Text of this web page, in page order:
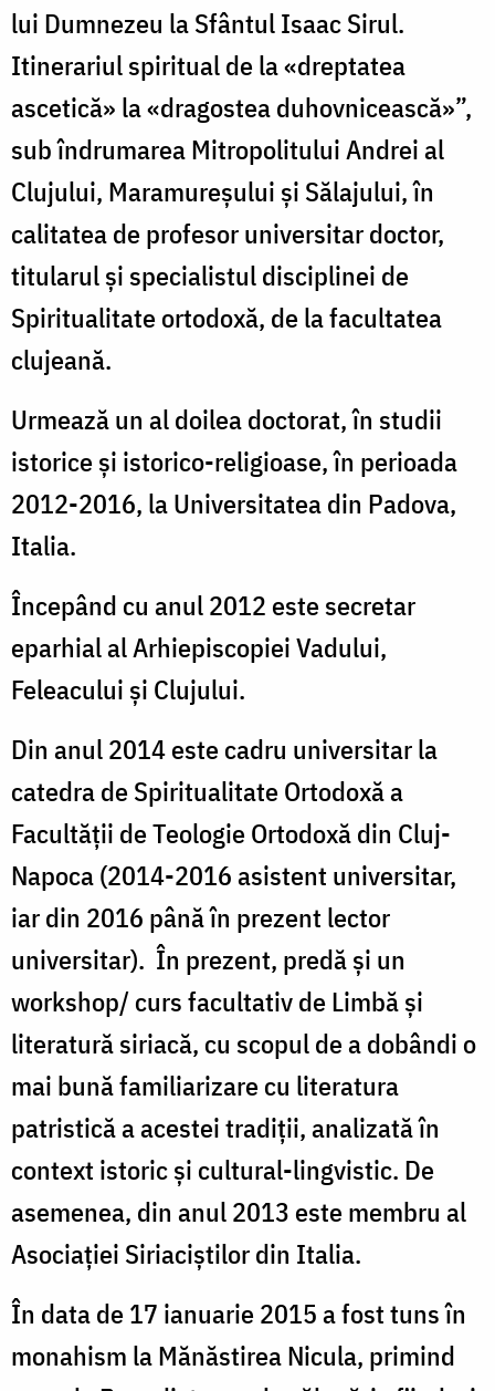
lui Dumnezeu la Sfântul Isaac Sirul.
Itinerariul spiritual de la «dreptatea
ascetică» la «dragostea duhovnicească»”,
sub îndrumarea Mitropolitului Andrei al
Clujului, Maramureşului şi Sălajului, în
calitatea de profesor universitar doctor,
titularul şi specialistul disciplinei de
Spiritualitate ortodoxă, de la facultatea
clujeană.
Urmează un al doilea doctorat, în studii
istorice și istorico-religioase, în perioada
2012-2016, la Universitatea din Padova,
Italia.
Începând cu anul 2012 este secretar
eparhial al Arhiepiscopiei Vadului,
Feleacului și Clujului.
Din anul 2014 este cadru universitar la
catedra de Spiritualitate Ortodoxă a
Facultății de Teologie Ortodoxă din Cluj-
Napoca (2014-2016 asistent universitar,
iar din 2016 până în prezent lector
universitar). În prezent, predă și un
workshop/ curs facultativ de Limbă și
literatură siriacă, cu scopul de a dobândi o
mai bună familiarizare cu literatura
patristică a acestei tradiții, analizată în
context istoric și cultural-lingvistic. De
asemenea, din anul 2013 este membru al
Asociației Siriaciștilor din Italia.
În data de 17 ianuarie 2015 a fost tuns în
monahism la Mănăstirea Nicula, primind